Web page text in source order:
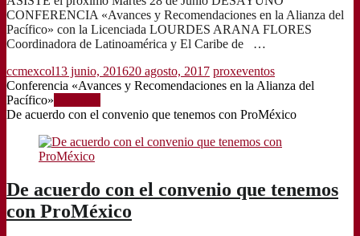
CONFERENCIA «Avances y Recomendaciones en la Alianza del
Pacífico» con la Licenciada LOURDES ARANA FLORES
Coordinadora de Latinoamérica y El Caribe de …
ccmexcol13 junio, 201620 agosto, 2017 proxeventos
Conferencia «Avances y Recomendaciones en la Alianza del
Pacífico»
De acuerdo con el convenio que tenemos con ProMéxico
De acuerdo con el convenio que tenemos
con ProMéxico